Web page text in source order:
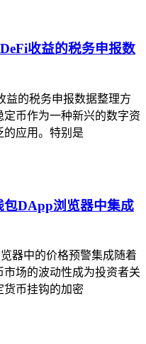
收益的税务申报数
益的税务申报数据整理方
币作为一种新兴的数字资
的应用。特别是
DApp浏览器中集成
器中的价格预警集成随着
场的波动性成为投资者关
货币挂钩的加密